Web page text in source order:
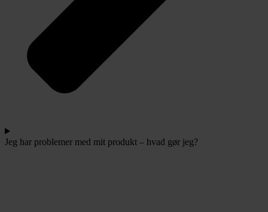
Jeg har problemer med mit produkt – hvad gør jeg?